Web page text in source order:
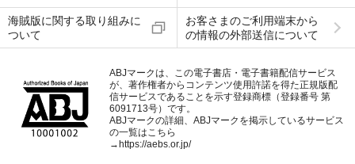
海賊版に関する取り組みに
ついて
お客さまのご利用端末から
の情報の外部送信について
ABJマークは、この電子書店・電子書籍配信サービス
が、著作権者からコンテンツ使用許諾を得た正規版配
信サービスであることを示す登録商標（登録番号 第
6091713号）です。
ABJマークの詳細、ABJマークを掲示しているサービス
の一覧はこちら
→ https://aebs.or.jp/